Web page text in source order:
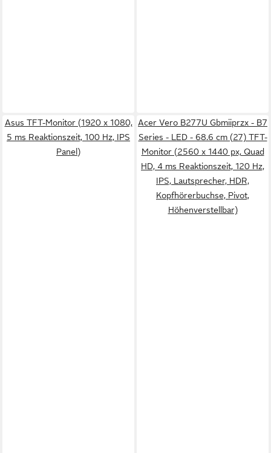
Asus TFT-Monitor (1920 x 1080,
5 ms Reaktionszeit, 100 Hz, IPS
Panel)
Acer Vero B277U Gbmiiprzx - B7
Series - LED - 68.6 cm (27) TFT-
Monitor (2560 x 1440 px, Quad
HD, 4 ms Reaktionszeit, 120 Hz,
IPS, Lautsprecher, HDR,
Kopfhörerbuchse, Pivot,
Höhenverstellbar)